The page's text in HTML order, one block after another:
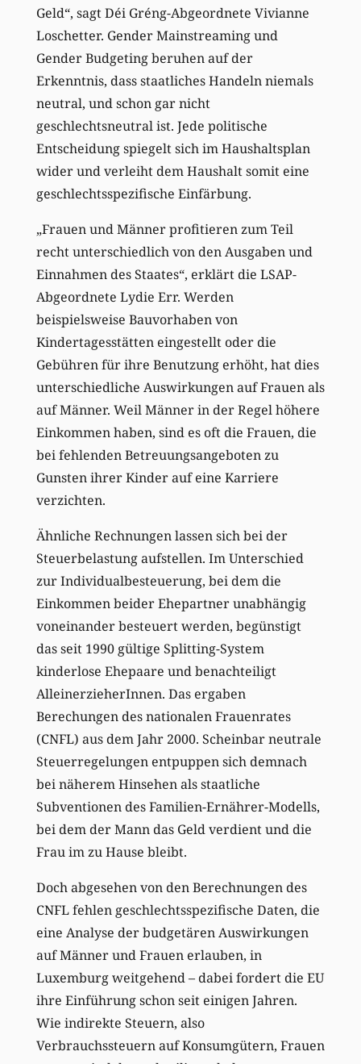
Geld“, sagt Déi Gréng-Abgeordnete Vivianne
Loschetter. Gender Mainstreaming und
Gender Budgeting beruhen auf der
Erkenntnis, dass staatliches Handeln niemals
neutral, und schon gar nicht
geschlechtsneutral ist. Jede politische
Entscheidung spiegelt sich im Haushaltsplan
wider und verleiht dem Haushalt somit eine
geschlechtsspezifische Einfärbung.
„Frauen und Männer profitieren zum Teil
recht unterschiedlich von den Ausgaben und
Einnahmen des Staates“, erklärt die LSAP-
Abgeordnete Lydie Err. Werden
beispielsweise Bauvorhaben von
Kindertagesstätten eingestellt oder die
Gebühren für ihre Benutzung erhöht, hat dies
unterschiedliche Auswirkungen auf Frauen als
auf Männer. Weil Männer in der Regel höhere
Einkommen haben, sind es oft die Frauen, die
bei fehlenden Betreuungsangeboten zu
Gunsten ihrer Kinder auf eine Karriere
verzichten.
Ähnliche Rechnungen lassen sich bei der
Steuerbelastung aufstellen. Im Unterschied
zur Individualbesteuerung, bei dem die
Einkommen beider Ehepartner unabhängig
voneinander besteuert werden, begünstigt
das seit 1990 gültige Splitting-System
kinderlose Ehepaare und benachteiligt
AlleinerzieherInnen. Das ergaben
Berechungen des nationalen Frauenrates
(CNFL) aus dem Jahr 2000. Scheinbar neutrale
Steuerregelungen entpuppen sich demnach
bei näherem Hinsehen als staatliche
Subventionen des Familien-Ernährer-Modells,
bei dem der Mann das Geld verdient und die
Frau im zu Hause bleibt.
Doch abgesehen von den Berechnungen des
CNFL fehlen geschlechtsspezifische Daten, die
eine Analyse der budgetären Auswirkungen
auf Männer und Frauen erlauben, in
Luxemburg weitgehend – dabei fordert die EU
ihre Einführung schon seit einigen Jahren.
Wie indirekte Steuern, also
Verbrauchssteuern auf Konsumgütern, Frauen